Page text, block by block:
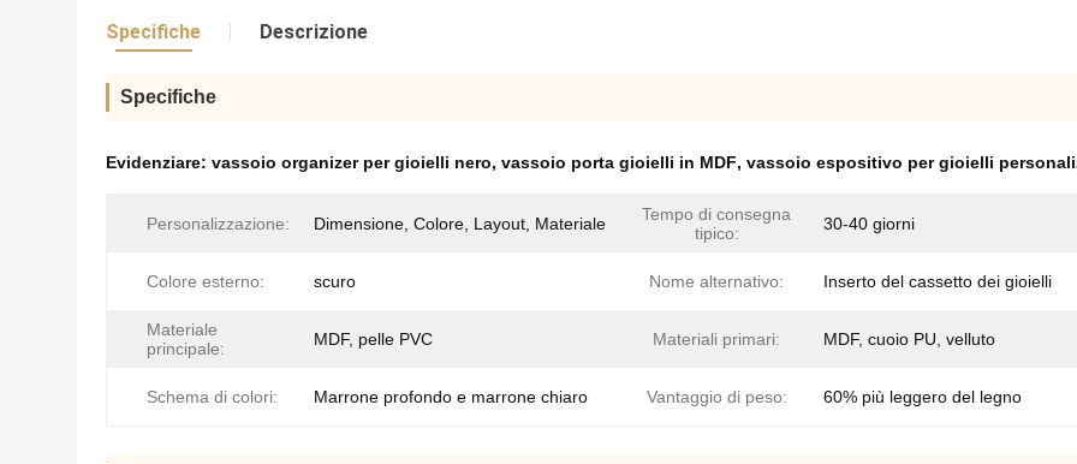
Specifiche Descrizione
Specifiche
Evidenziare: vassoio organizer per gioielli nero, vassoio porta gioielli in MDF, vassoio espositivo per gioielli
Personalizzazione: Dimensione, Colore, Layout, Materiale
Tempo di consegna
tipico:
30-40 giorni
Colore esterno: scuro Nome alternativo: Inserto del cassetto dei gioielli
Materiale
principale:
MDF, pelle PVC Materiali primari: MDF, cuoio PU, velluto
Schema di colori: Marrone profondo e marrone chiaro Vantaggio di peso: 60% più leggero del legno